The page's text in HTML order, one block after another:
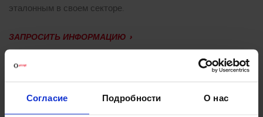
Согласие Подробности О нас
эталонным в своем секторе.
ЗАПРОСИТЬ ИНФОРМАЦИЮ
ПРОЕКТ ВНЕДРЕН НА
КомпанияPick To Light Systemsвнедрила системуPut To